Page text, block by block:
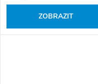
ZOBRAZIT